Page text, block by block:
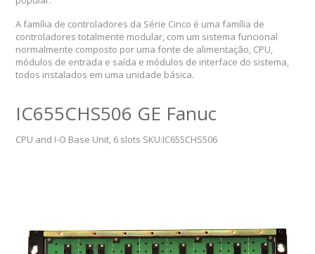
A família de controladores da Série Cinco é uma família de
controladores totalmente modular, com um sistema funcional
normalmente composto por uma fonte de alimentação, CPU,
módulos de entrada e saída e módulos de interface do sistema,
todos instalados em uma unidade básica.
IC655CHS506 GE Fanuc
CPU and I-O Base Unit, 6 slots SKU:IC655CHS506